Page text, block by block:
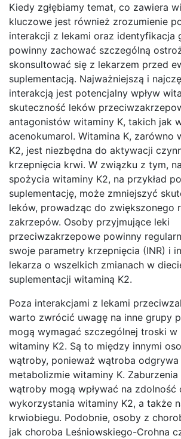
Kiedy zgłębiamy temat, co zawiera
kluczowe jest również zrozumienie
interakcji z lekami oraz identyfikacja
powinny zachować szczególną
skonsultować się z lekarzem przed
suplementacją. Najważniejszą i
interakcją jest potencjalny wpływ
skuteczność leków
antagonistów witaminy K, takich jak
acenokumarol. Witamina K, zarówno
K2, jest niezbędna do aktywacji
krzepnięcia krwi. W związku z tym,
spożycia witaminy K2, na przykład
suplementację, może zmniejszyć
leków, prowadząc do zwiększonego
zakrzepów. Osoby przyjmujące leki
przeciwzakrzepowe powinny
swoje parametry krzepnięcia (INR) i
lekarza o wszelkich zmianach w
suplementacji witaminą K2.
Poza interakcjami z lekami
warto zwrócić uwagę na inne grupy
mogą wymagać szczególnej troski w
witaminy K2. Są to między innymi
wątroby, ponieważ wątroba
metabolizmie witaminy K.
wątroby mogą wpływać na zdolność
wykorzystania witaminy K2, a także
krwiobiegu. Podobnie, osoby z
jak choroba Leśniowskiego-Crohna